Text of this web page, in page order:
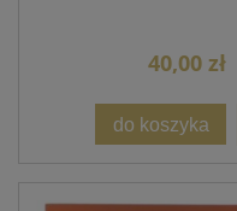
40,00 zł
do koszyka